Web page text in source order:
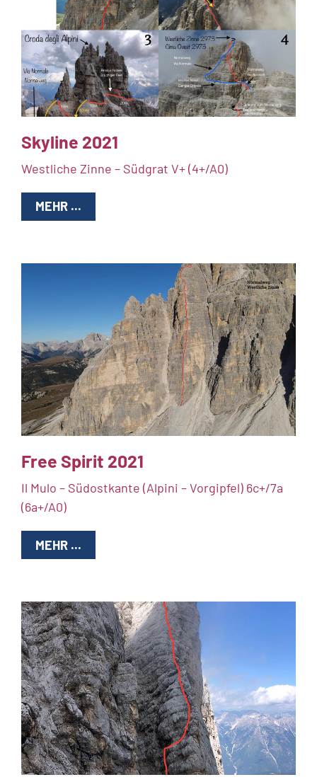
Skyline 2021
Westliche Zinne – Südgrat V+ (4+/A0)
MEHR ...
Free Spirit 2021
Il Mulo – Südostkante (Alpini – Vorgipfel) 6c+/7a
(6a+/A0)
MEHR ...